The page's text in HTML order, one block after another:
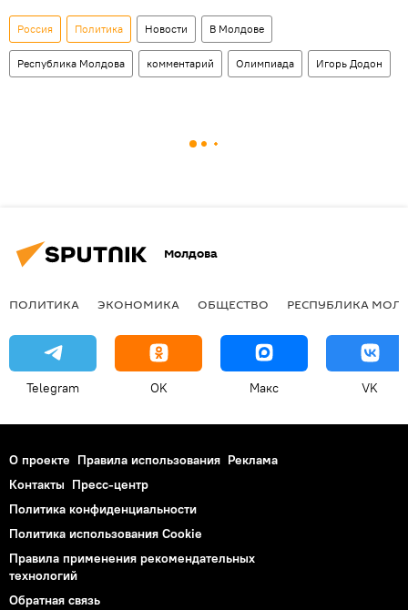
Россия Политика Новости В Молдове
Республика Молдова комментарий Олимпиада Игорь Додон
Молдова
ПОЛИТИКА ЭКОНОМИКА ОБЩЕСТВО РЕСПУБЛИКА
Telegram OK Макс VK
О проекте Правила использования Реклама
Контакты Пресс-центр
Политика конфиденциальности
Политика использования Cookie
Правила применения рекомендательных
технологий
Обратная связь